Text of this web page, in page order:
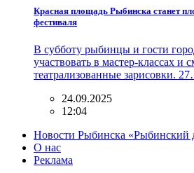
Красная площадь Рыбинска станет
фестиваля
В субботу рыбинцы и гости
участвовать в мастер-классах и
театрализованные зарисовки.
24.09.2025
12:04
Новости Рыбинска «Рыбинский
О нас
Реклама